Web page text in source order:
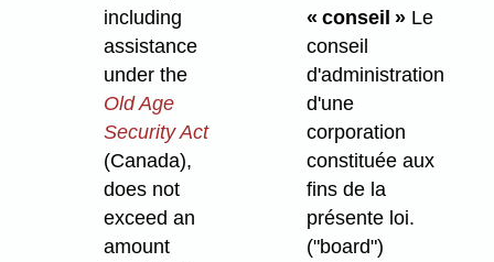
including
assistance
under the
Old Age
Security Act
(Canada),
does not
exceed an
amount
« conseil »Le
conseil
d'administration
d'une
corporation
constituée aux
fins de la
présente loi.
("board")